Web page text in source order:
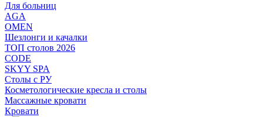
Для больниц
AGA
OMEN
Шезлонги и качалки
ТОП столов 2026
CODE
SKYY SPA
Столы с РУ
Косметологические кресла и столы
Массажные кровати
Кровати